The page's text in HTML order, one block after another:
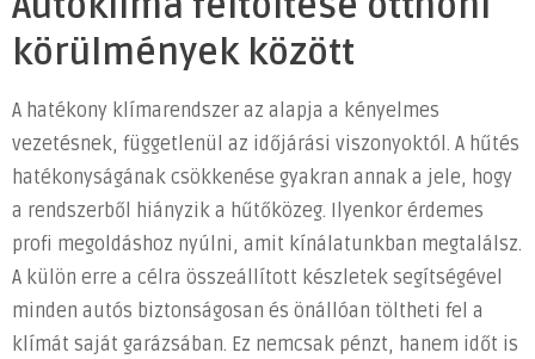
körülmények között
A hatékony klímarendszer az alapja a kényelmes
vezetésnek, függetlenül az időjárási viszonyoktól. A hűtés
hatékonyságának csökkenése gyakran annak a jele, hogy
a rendszerből hiányzik a hűtőközeg. Ilyenkor érdemes
profi megoldáshoz nyúlni, amit kínálatunkban megtalálsz.
A külön erre a célra összeállított készletek segítségével
minden autós biztonságosan és önállóan töltheti fel a
klímát saját garázsában. Ez nemcsak pénzt, hanem időt is